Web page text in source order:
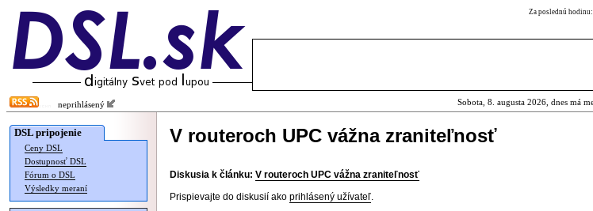
Za poslednú
neprihlásený Sobota, 8. augusta 2026, dnes má
DSL pripojenie
Ceny DSL
Dostupnosť DSL
Fórum o DSL
Výsledky meraní
V routeroch UPC vážna zraniteľnosť
Diskusia k článku: V routeroch UPC vážna zraniteľnosť
Prispievajte do diskusií ako prihlásený užívateľ.